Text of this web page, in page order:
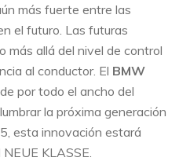
más fuerte entre las
el futuro. Las futuras
más allá del nivel de control
al conductor. El BMW
por todo el ancho del
la próxima generación
esta innovación estará
KLASSE.